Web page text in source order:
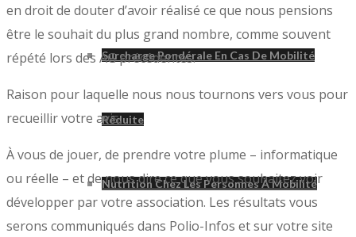
Surcharge Pondérale En Cas De Mobilité
Réduite
Nutrition Chez Les Personnes À Mobilité
en droit de douter d’avoir réalisé ce que nous pensions
être le souhait du plus grand nombre, comme souvent
répété lors des AG précédentes.
Raison pour laquelle nous nous tournons vers vous pour
recueillir votre avis.
À vous de jouer, de prendre votre plume – informatique
ou réelle – et de nous dire ce que vous souhaitez voir
développer par votre association. Les résultats vous
serons communiqués dans Polio-Infos et sur votre site